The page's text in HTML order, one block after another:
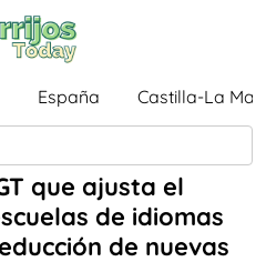
España Castilla-La
que ajusta el
de idiomas
de nuevas